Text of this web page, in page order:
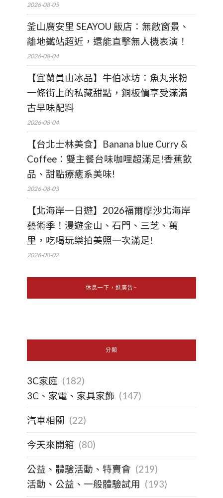
2026-08-05
釜山廣安里 SEAYOU 飯店：無敵窗景、
離地鐵站超近，還能直擊無人機表演！
2026-08-04
【宜蘭員山冰品】牛伯冰坊：魚丸米粉
一條街上的私藏甜點，銅板價享受滿滿
古早味配料
2026-08-04
【台北士林美食】Banana blue Curry &
Coffee：雙主餐台味咖哩超滿足!香蕉飲
品、甜點療癒系美味!
2026-08-03
【北海岸一日遊】2026福爾摩沙北海岸
藝術季！漫遊金山、石門、三芝、萬
里，吃喝玩樂拍美照一次滿足!
2026-08-02
休息一下，進廣告~
分類
3C家庭 (182)
3C、家電、家具家飾 (147)
汽車相關 (22)
今天來開箱 (80)
公益、體驗活動、特賣會 (219)
活動、公益、一般體驗試用 (193)